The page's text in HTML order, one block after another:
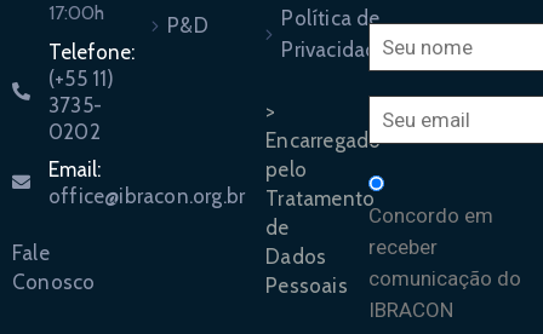
17:00h
Telefone:
(+55 11)
3735-
0202
Email:
office@ibracon.org.br
Fale
Conosco
P&D
Política de
Privacidade
>
Encarregado
pelo
Tratamento
de
Dados
Pessoais
Concordo em
receber
comunicação do
IBRACON